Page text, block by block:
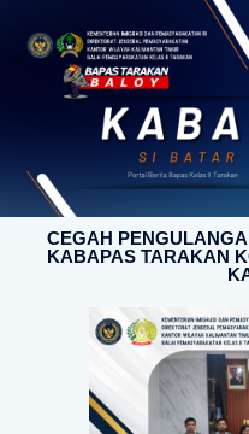
CEGAH
KABAPAS TARAKAN